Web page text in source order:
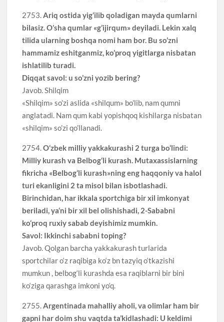
2753.Ariq ostida yig‘ilib qoladigan mayda qumlarni
bilasiz. O’sha qumlar «g’ijirqum» deyiladi. Lekin xalq
tilida ularning boshqa nomi ham bor. Bu so’zni
hammamiz eshitganmiz, ko’proq yigitlarga nisbatan
ishlatilib turadi.
Diqqat savol: u so’zni yozib bering?
Javob. Shilqim
«Shilqim» so’zi aslida «shilqum» bo’lib, nam qumni
anglatadi. Nam qum kabi yopishqoq kishilarga nisbatan
«shilqim» so’zi qo’llanadi.
2754.O‘zbek milliy yakkakurashi 2 turga bo‘lindi:
Milliy kurash va Belbog‘li kurash. Mutaxassislarning
fikricha «Belbog‘li kurash»ning eng haqqoniy va halol
turi ekanligini 2 ta misol bilan isbotlashadi.
Birinchidan, har ikkala sportchiga bir xil imkonyat
beriladi, ya‘ni bir xil bel olishishadi, 2-Sababni
ko‘proq ruxiy sabab deyishimiz mumkin.
Savol: Ikkinchi sababni toping?
Javob. Qolgan barcha yakkakurash turlarida
sportchilar o‘z raqibiga ko‘z bn tazyiq o‘tkazishi
mumkun , belbog‘li kurashda esa raqiblarni bir bini
ko‘ziga qarashga imkoni yo‘q.
2755.Argentinada mahalliy aholi, va olimlar ham bir
gapni har doim shu vaqtda ta’kidlashadi: U keldimi